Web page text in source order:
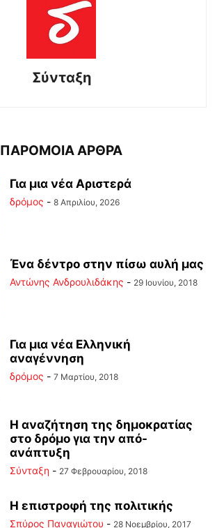
Σύνταξη
ΠΑΡΟΜΟΙΑ ΑΡΘΡΑ
Για μια νέα Αριστερά
δρόμος - 8 Απριλίου, 2026
Ένα δέντρο στην πίσω αυλή μας
Αντώνης Ανδρουλιδάκης - 29 Ιουνίου, 2018
Για μια νέα Ελληνική
αναγέννηση
δρόμος - 7 Μαρτίου, 2018
Η αναζήτηση της δημοκρατίας
στο δρόμο για την από-
ανάπτυξη
Σύνταξη - 27 Φεβρουαρίου, 2018
Η επιστροφή της πολιτικής
Σπύρος Παναγιώτου - 28 Νοεμβρίου, 2017